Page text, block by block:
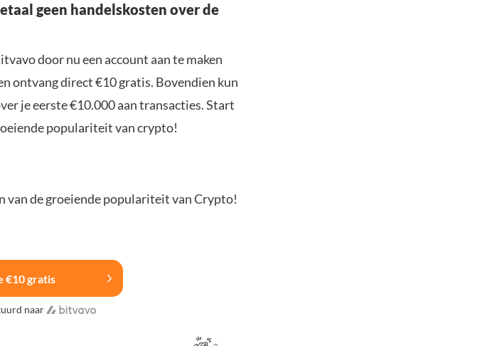
geen handelskosten over de
door nu een account aan te maken
ontvang direct €10 gratis. Bovendien kun
je eerste €10.000 aan transacties. Start
populariteit van crypto!
van de groeiende populariteit van Crypto!
€10 gratis
naar